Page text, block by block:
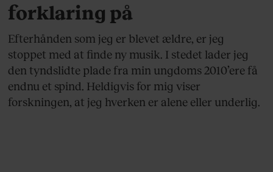
forklaring på
Efterhånden som jeg er blevet ældre, er jeg
stoppet med at finde ny musik. I stedet lader jeg
den tyndslidte plade fra min ungdoms 2010’ere få
endnu et spind. Heldigvis for mig viser
forskningen, at jeg hverken er alene eller underlig.